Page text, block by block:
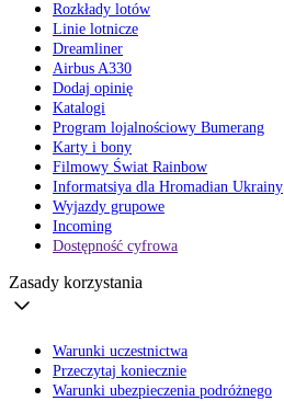
Rozkłady lotów
Linie lotnicze
Dreamliner
Airbus A330
Dodaj opinię
Katalogi
Program lojalnościowy Bumerang
Karty i bony
Filmowy Świat Rainbow
Informatsiya dla Hromadian Ukrainy
Wyjazdy grupowe
Incoming
Dostępność cyfrowa
Zasady korzystania
Warunki uczestnictwa
Przeczytaj koniecznie
Warunki ubezpieczenia podróżnego